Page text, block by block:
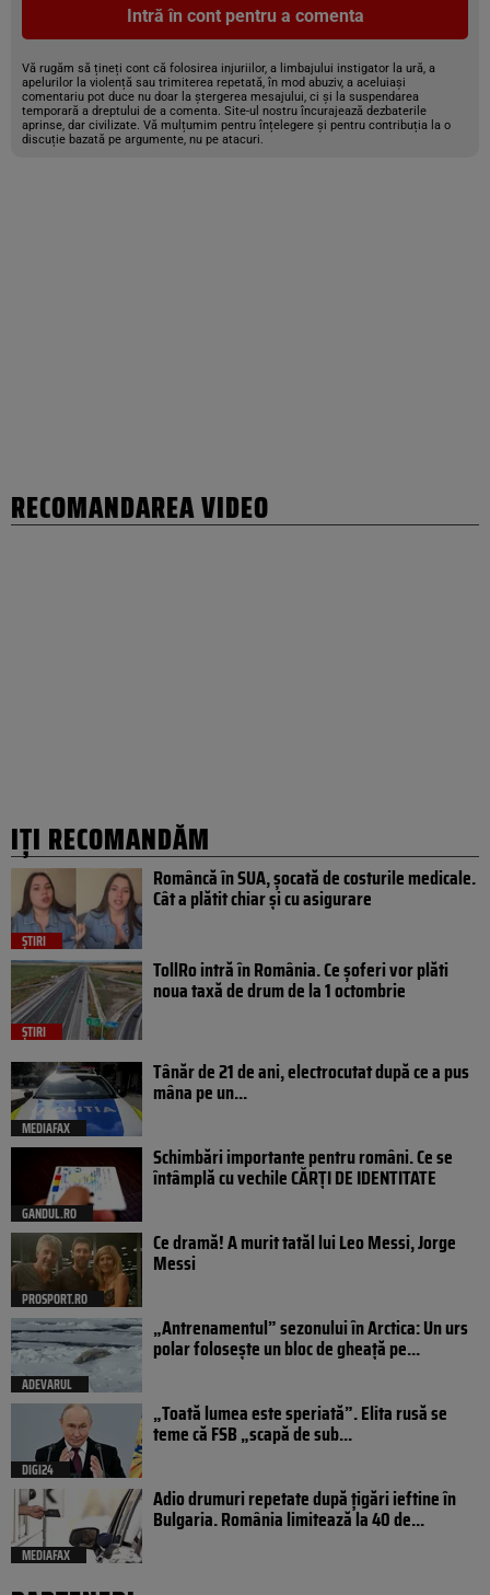
Intră în cont pentru a comenta
Vă rugăm să țineți cont că folosirea injuriilor, a limbajului instigator la ură, a
apelurilor la violență sau trimiterea repetată, în mod abuziv, a aceluiași
comentariu pot duce nu doar la ștergerea mesajului, ci și la suspendarea
temporară a dreptului de a comenta. Site-ul nostru încurajează dezbaterile
aprinse, dar civilizate. Vă mulțumim pentru înțelegere și pentru contribuția la o
discuție bazată pe argumente, nu pe atacuri.
RECOMANDAREA VIDEO
IȚI RECOMANDĂM
ȘTIRI
Româncă în SUA, șocată de costurile medicale.
Cât a plătit chiar și cu asigurare
ȘTIRI
TollRo intră în România. Ce șoferi vor plăti
noua taxă de drum de la 1 octombrie
MEDIAFAX
Tânăr de 21 de ani, electrocutat după ce a pus
mâna pe un...
GANDUL.RO
Schimbări importante pentru români. Ce se
întâmplă cu vechile CĂRȚI DE IDENTITATE
PROSPORT.RO
Ce dramă! A murit tatăl lui Leo Messi, Jorge
Messi
ADEVARUL
„Antrenamentul” sezonului în Arctica: Un urs
polar folosește un bloc de gheață pe...
DIGI24
„Toată lumea este speriată”. Elita rusă se
teme că FSB „scapă de sub...
MEDIAFAX
Adio drumuri repetate după țigări ieftine în
Bulgaria. România limitează la 40 de...